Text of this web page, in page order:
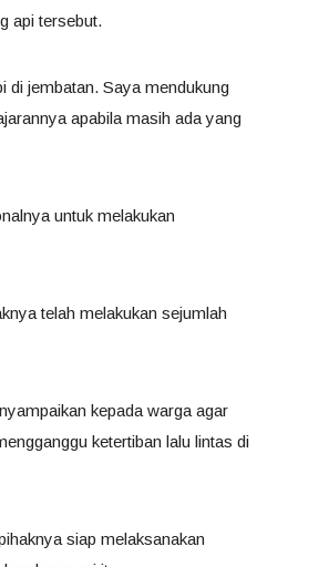
api tersebut.
di jembatan. Saya mendukung
apabila masih ada yang
untuk melakukan
telah melakukan sejumlah
kepada warga agar
ketertiban lalu lintas di
siap melaksanakan